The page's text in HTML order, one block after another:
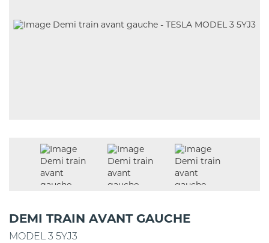
DEMI TRAIN AVANT GAUCHE
MODEL 3 5YJ3